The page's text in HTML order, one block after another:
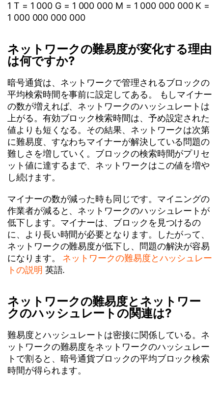
1 T = 1 000 G = 1 000 000 M = 1 000 000 000 K =
1 000 000 000 000
ネットワークの難易度が変化する理由
は何ですか?
暗号通貨は、ネットワークで管理されるブロックの
平均検索時間を事前に設定してある。 もしマイナー
の数が増えれば、ネットワークのハッシュレートは
上がる。有効ブロック検索時間は、予め設定された
値よりも短くなる。その結果、ネットワークは次第
に難易度、すなわちマイナーが解決している問題の
難しさを増していく。ブロックの検索時間がプリセ
ット値に達するまで、ネットワークはこの値を増や
し続けます。
マイナーの数が減った時も同じです。マイニングの
作業者が減ると、ネットワークのハッシュレートが
低下します。マイナーは、ブロックを見つけるの
に、より長い時間が必要となります。したがって、
ネットワークの難易度が低下し、問題の解決が容易
になります。
ネットワークの難易度とハッシュレー
トの説明 英語.
ネットワークの難易度とネットワー
クのハッシュレートの関連は?
難易度とハッシュレートは密接に関係している。ネ
ットワークの難易度をネットワークのハッシュレー
トで割ると、暗号通貨ブロックの平均ブロック検索
時間が得られます。